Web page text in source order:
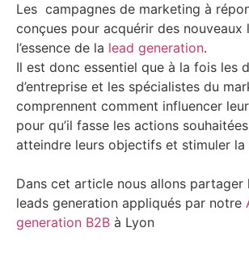
Les campagnes de marketing à
conçues pour acquérir des nouveaux
l’essence de la lead generation.
Il est donc essentiel que à la fois les
d’entreprise et les spécialistes du
comprennent comment influencer
pour qu’il fasse les actions
atteindre leurs objectifs et stimuler la
Dans cet article nous allons partager
leads generation appliqués par notre
generation B2B à Lyon